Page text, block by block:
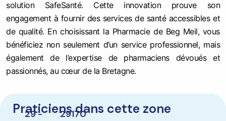
solution SafeSanté. Cette innovation prouve son
engagement à fournir des services de santé accessibles et
de qualité. En choisissant la Pharmacie de Beg Meil, vous
bénéficiez non seulement d’un service professionnel, mais
également de l’expertise de pharmaciens dévoués et
passionnés, au cœur de la Bretagne.
Praticiens dans cette zone
29 - 29170